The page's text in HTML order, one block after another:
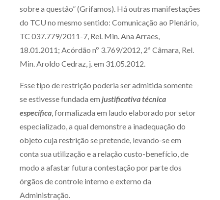
sobre a questão” (Grifamos). Há outras manifestações
do TCU no mesmo sentido: Comunicação ao Plenário,
TC 037.779/2011-7, Rel. Min. Ana Arraes,
18.01.2011; Acórdão nº 3.769/2012, 2ª Câmara, Rel.
Min. Aroldo Cedraz, j. em 31.05.2012.
Esse tipo de restrição poderia ser admitida somente
se estivesse fundada em justificativa técnica
específica, formalizada em laudo elaborado por setor
especializado, a qual demonstre a inadequação do
objeto cuja restrição se pretende, levando-se em
conta sua utilização e a relação custo-benefício, de
modo a afastar futura contestação por parte dos
órgãos de controle interno e externo da
Administração.